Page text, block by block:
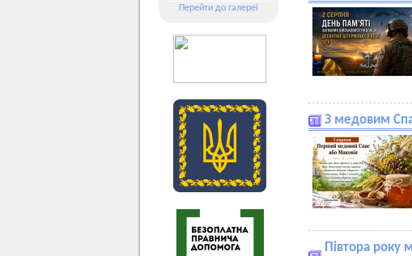
Перейти до галереї
З медовим
Півтора року